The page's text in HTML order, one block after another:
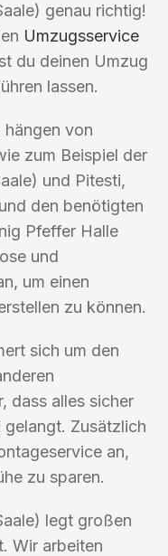
genau richtig!
Umzugsservice
du deinen Umzug
lassen.
von
zum Beispiel der
und Pitesti,
den benötigten
Pfeffer Halle
und
um einen
zu können.
sich um den
dass alles sicher
Zusätzlich
an,
zu sparen.
legt großen
Wir arbeiten